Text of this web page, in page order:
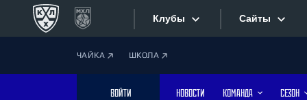
Клубы
Дивизион Боброва
Сайты
ЧАЙКА ШКОЛА
ВОЙТИ НОВОСТИ КОМАНДА СЕЗОН